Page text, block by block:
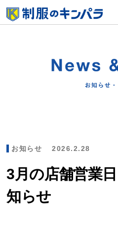
お知らせ 2026.2.28
3月の店舗営業
知らせ